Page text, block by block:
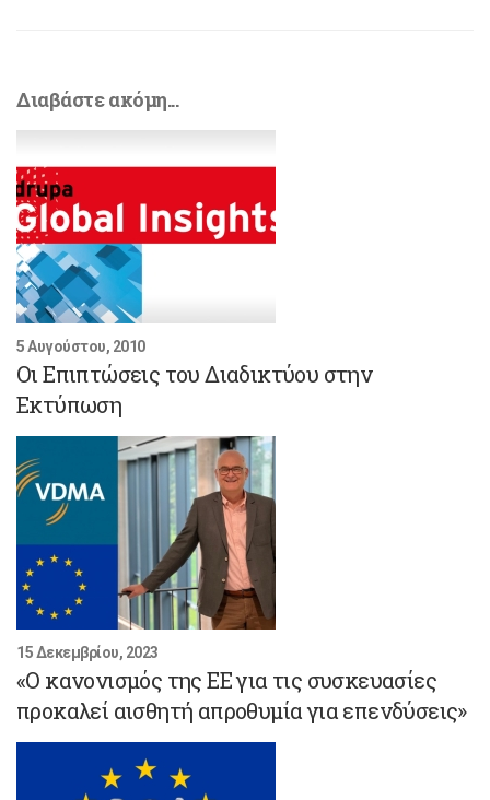
Διαβάστε ακόμη...
5 Αυγούστου, 2010
Οι Επιπτώσεις του Διαδικτύου στην
Εκτύπωση
15 Δεκεμβρίου, 2023
«Ο κανονισμός της ΕΕ για τις συσκευασίες
προκαλεί αισθητή απροθυμία για επενδύσεις»